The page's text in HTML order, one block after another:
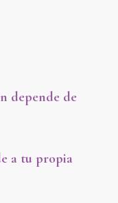
depende de
a tu propia